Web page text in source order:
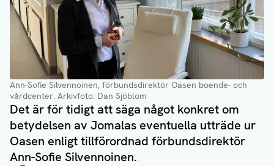
Ann-Sofie Silvennoinen, förbundsdirektör Oasen boende- och
vårdcenter. Arkivfoto: Dan Sjöblom
Det är för tidigt att säga något konkret om
betydelsen av Jomalas eventuella utträde ur
Oasen enligt tillförordnad förbundsdirektör
Ann-Sofie Silvennoinen.